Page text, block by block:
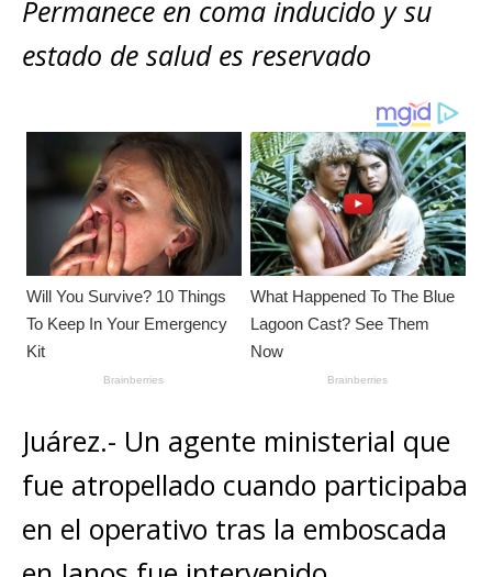
A
p
b
o
k
n
g
r
r Li
n
m
p
ti
r
Permanece en coma inducido y su
estado de salud es reservado
Juárez.- Un agente ministerial que
fue atropellado cuando participaba
en el operativo tras la emboscada